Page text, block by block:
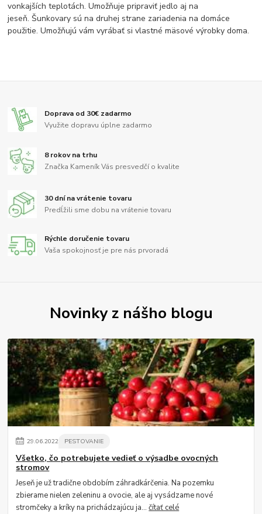
vonkajších teplotách. Umožňuje pripraviť jedlo aj na
jeseň. Šunkovary sú na druhej strane zariadenia na domáce
použitie. Umožňujú vám vyrábať si vlastné mäsové výrobky doma.
Doprava od 30€ zadarmo
Využite dopravu úplne zadarmo
8 rokov na trhu
Značka Kameník Vás presvedčí o kvalite
30 dní na vrátenie tovaru
Predĺžili sme dobu na vrátenie tovaru
Rýchle doručenie tovaru
Vaša spokojnosť je pre nás prvoradá
Novinky z nášho blogu
29.06.2022 PESTOVANIE
Všetko, čo potrebujete vedieť o výsadbe ovocných
stromov
Jeseň je už tradične obdobím záhradkárčenia. Na pozemku
zbierame nielen zeleninu a ovocie, ale aj vysádzame nové
stromčeky a kríky na prichádzajúcu ja...čítať celé